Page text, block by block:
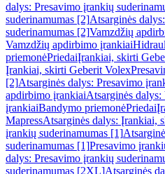
dalys: Presavimo įrankių
suderinamumas [2]Atsarginės
suderinamumas [2]Vamzdžių
Vamzdžių apdirbimo įrankiai
priemonėPriedaiĮrankiai, skirti
Įrankiai, skirti Geberit Volex
[2]Atsarginės dalys: Presavimo
apdirbimo įrankiaiAtsarginės
įrankiaiBandymo priemonėPriedai
MapressAtsarginės dalys: Įrankiai,
įrankių suderinamumas [1]
suderinamumas [1]Presavimo
dalys: Presavimo įrankių
suderinamumas [2XL]Atsarginės